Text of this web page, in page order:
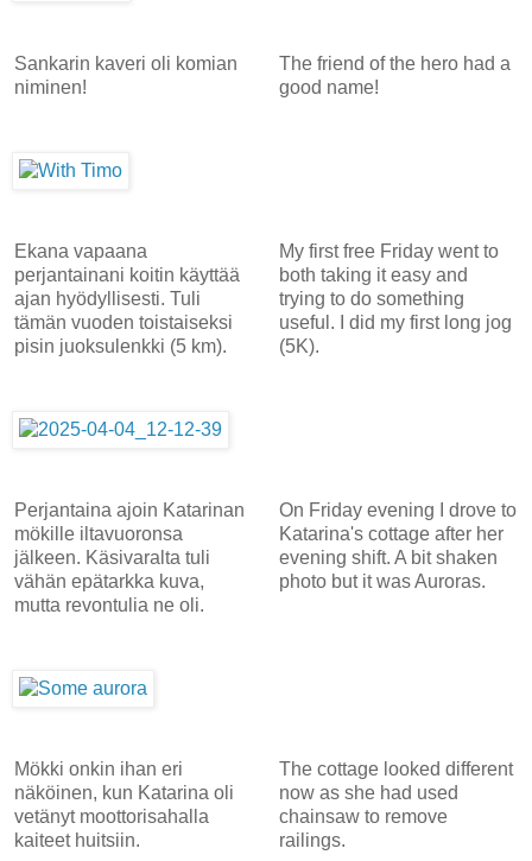
Sankarin kaveri oli komian
niminen!
The friend of the hero had a
good name!
Ekana vapaana
perjantainani koitin käyttää
ajan hyödyllisesti. Tuli
tämän vuoden toistaiseksi
pisin juoksulenkki (5 km).
My first free Friday went to
both taking it easy and
trying to do something
useful. I did my first long jog
(5K).
Perjantaina ajoin Katarinan
mökille iltavuoronsa
jälkeen. Käsivaralta tuli
vähän epätarkka kuva,
mutta revontulia ne oli.
On Friday evening I drove to
Katarina's cottage after her
evening shift. A bit shaken
photo but it was Auroras.
Mökki onkin ihan eri
näköinen, kun Katarina oli
vetänyt moottorisahalla
kaiteet huitsiin.
The cottage looked different
now as she had used
chainsaw to remove
railings.